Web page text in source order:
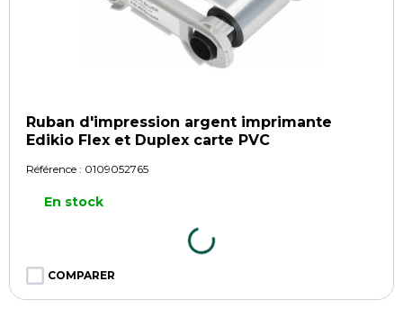
Ruban d'impression argent imprimante
Edikio Flex et Duplex carte PVC
Référence : 0109052765
En stock
COMPARER